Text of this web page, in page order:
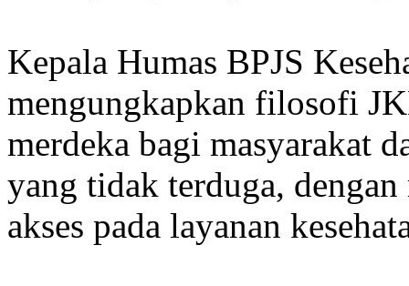
Kepala Humas BPJS
mengungkapkan filosofi
merdeka bagi masyarakat
yang tidak terduga,
akses pada layanan